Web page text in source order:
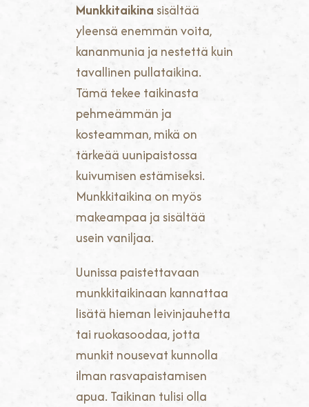
Munkkitaikina sisältää
yleensä enemmän voita,
kananmunia ja nestettä kuin
tavallinen pullataikina.
Tämä tekee taikinasta
pehmeämmän ja
kosteamman, mikä on
tärkeää uunipaistossa
kuivumisen estämiseksi.
Munkkitaikina on myös
makeampaa ja sisältää
usein vaniljaa.
Uunissa paistettavaan
munkkitaikinaan kannattaa
lisätä hieman leivinjauhetta
tai ruokasoodaa, jotta
munkit nousevat kunnolla
ilman rasvapaistamisen
apua. Taikinan tulisi olla